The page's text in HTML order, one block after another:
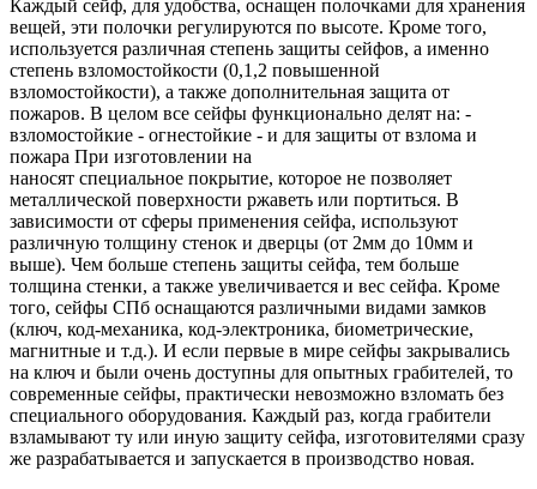
Каждый сейф, для удобства, оснащен полочками для хранения
вещей, эти полочки регулируются по высоте. Кроме того,
используется различная степень защиты сейфов, а именно
степень взломостойкости (0,1,2 повышенной
взломостойкости), а также дополнительная защита от
пожаров. В целом все сейфы функционально делят на: -
взломостойкие - огнестойкие - и для защиты от взлома и
пожара При изготовлении на
наносят специальное покрытие, которое не позволяет
металлической поверхности ржаветь или портиться. В
зависимости от сферы применения сейфа, используют
различную толщину стенок и дверцы (от 2мм до 10мм и
выше). Чем больше степень защиты сейфа, тем больше
толщина стенки, а также увеличивается и вес сейфа. Кроме
того, cейфы СПб оснащаются различными видами замков
(ключ, код-механика, код-электроника, биометрические,
магнитные и т.д.). И если первые в мире сейфы закрывались
на ключ и были очень доступны для опытных грабителей, то
современные сейфы, практически невозможно взломать без
специального оборудования. Каждый раз, когда грабители
взламывают ту или иную защиту сейфа, изготовителями сразу
же разрабатывается и запускается в производство новая.